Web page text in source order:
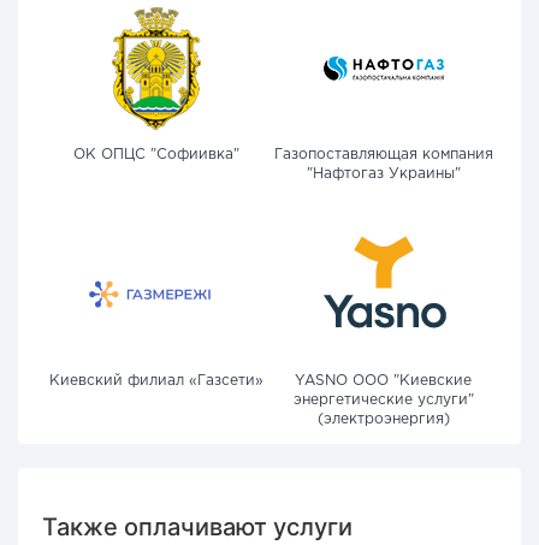
ОК ОПЦС "Софиивка"
Газопоставляющая компания
"Нафтогаз Украины"
Киевский филиал «Газсети»
YASNO OOO "Киевские
энергетические услуги"
(электроэнергия)
Также оплачивают услуги